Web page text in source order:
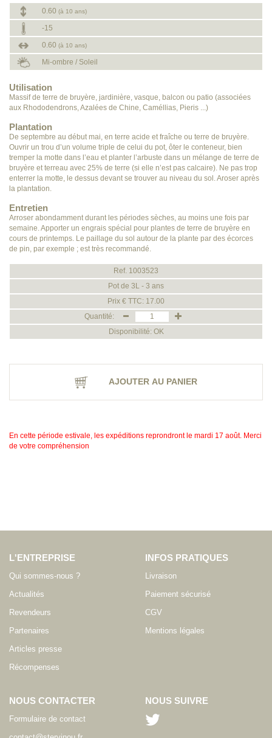
0.60 (à 10 ans)
-15
0.60 (à 10 ans)
Mi-ombre / Soleil
Utilisation
Massif de terre de bruyère, jardinière, vasque, balcon ou patio (associées
aux Rhododendrons, Azalées de Chine, Caméllias, Pieris ...)
Plantation
De septembre au début mai, en terre acide et fraîche ou terre de bruyère.
Ouvrir un trou d’un volume triple de celui du pot, ôter le conteneur, bien
tremper la motte dans l’eau et planter l’arbuste dans un mélange de terre de
bruyère et terreau avec 25% de terre (si elle n’est pas calcaire). Ne pas trop
enterrer la motte, le dessus devant se trouver au niveau du sol. Aroser après
la plantation.
Entretien
Arroser abondamment durant les périodes sèches, au moins une fois par
semaine. Apporter un engrais spécial pour plantes de terre de bruyère en
cours de printemps. Le paillage du sol autour de la plante par des écorces
de pin, par exemple ; est très recommandé.
Ref. 1003523
Pot de 3L - 3 ans
Prix € TTC: 17.00
Quantité:
Disponibilité: OK
AJOUTER AU PANIER
En cette période estivale, les expéditions reprondront le mardi 17 août. Merci
de votre compréhension
L'ENTREPRISE
Qui sommes-nous ?
Actualités
Revendeurs
Partenaires
Articles presse
Récompenses
INFOS PRATIQUES
Livraison
Paiement sécurisé
CGV
Mentions légales
NOUS CONTACTER
Formulaire de contact
NOUS SUIVRE